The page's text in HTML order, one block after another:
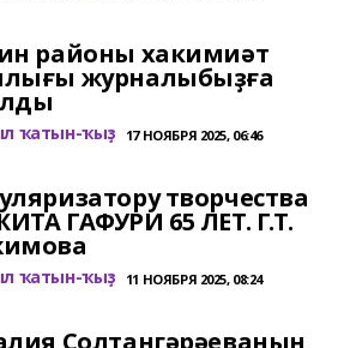
районы хакимиәт
журналыбыҙға
ҡатын-ҡыҙ 17 НОЯБРЯ 2025, 06:46
творчества
ГАФУРИ 65 ЛЕТ. Г.Т.
ҡатын-ҡыҙ 11 НОЯБРЯ 2025, 08:24
Солтангәрәеваның